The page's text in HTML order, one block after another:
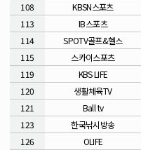
108
KBSN스포츠
113
IB스포츠
114
SPOTV골프&헬스
115
스카이스포츠
119
KBS LIFE
120
생활체육TV
121
Ball tv
123
한국낚시방송
126
OLIFE